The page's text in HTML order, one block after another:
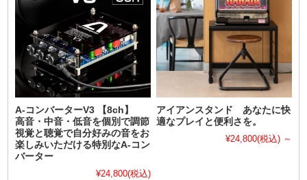
A-コンバーターV3 【8ch】
高音・中音・低音を個別で調節
視覚と聴覚で自分好みの音をお
楽しみいただける特別なA-コン
バーター
¥24,800(税込)
アイアンスタンド あなたに快
適なプレイと便利さを。
¥24,800(税込) ～